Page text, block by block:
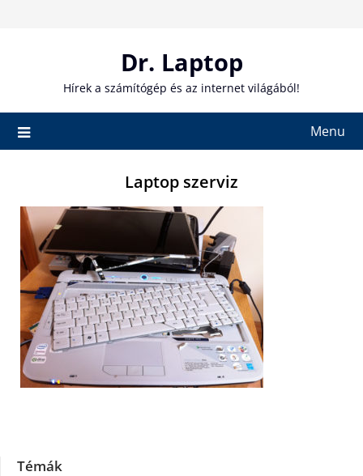
Dr. Laptop
Hírek a számítógép és az internet világából!
Menu
Laptop szerviz
Témák